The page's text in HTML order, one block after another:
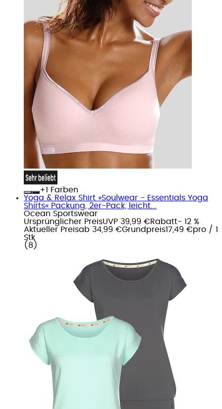
+
Farben
Yoga & Relax Shirt »Soulwear - Essentials Yoga
Shirts« Packung, 2er-Pack, leicht...
Ocean Sportswear
Ursprünglicher PreisUVP 39,99 €Rabatt- 12 %
Aktueller Preisab 34,99 €Grundpreis17,49 €pro / 1
Stk
( 8 )